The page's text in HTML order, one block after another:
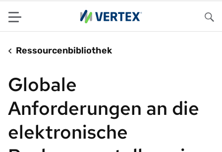
Menu
Ressourcenbibliothek
Globale
Anforderungen an die
elektronische